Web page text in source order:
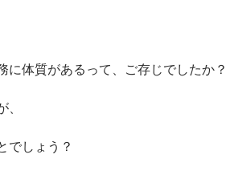
に体質があるって、ご存じでしたか？
でしょう？